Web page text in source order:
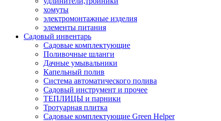
хомуты
электромонтажные изделия
элементы питания
Садовый инвентарь
Садовые комплектующие
Поливочные шланги
Дачные умывальники
Капельный полив
Система автоматического полива
Садовый инструмент и прочее
ТЕПЛИЦЫ и парники
Тротуарная плитка
Садовые комплектующие Green Helper